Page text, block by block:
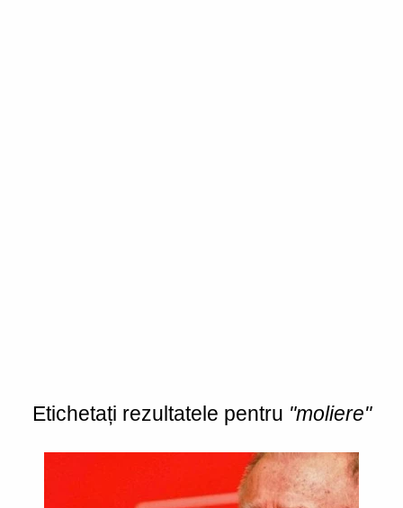
Etichetați rezultatele pentru "moliere"